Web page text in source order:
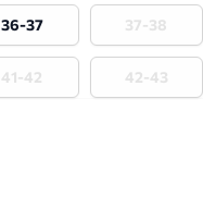
36-37 37-38
41-42 42-43